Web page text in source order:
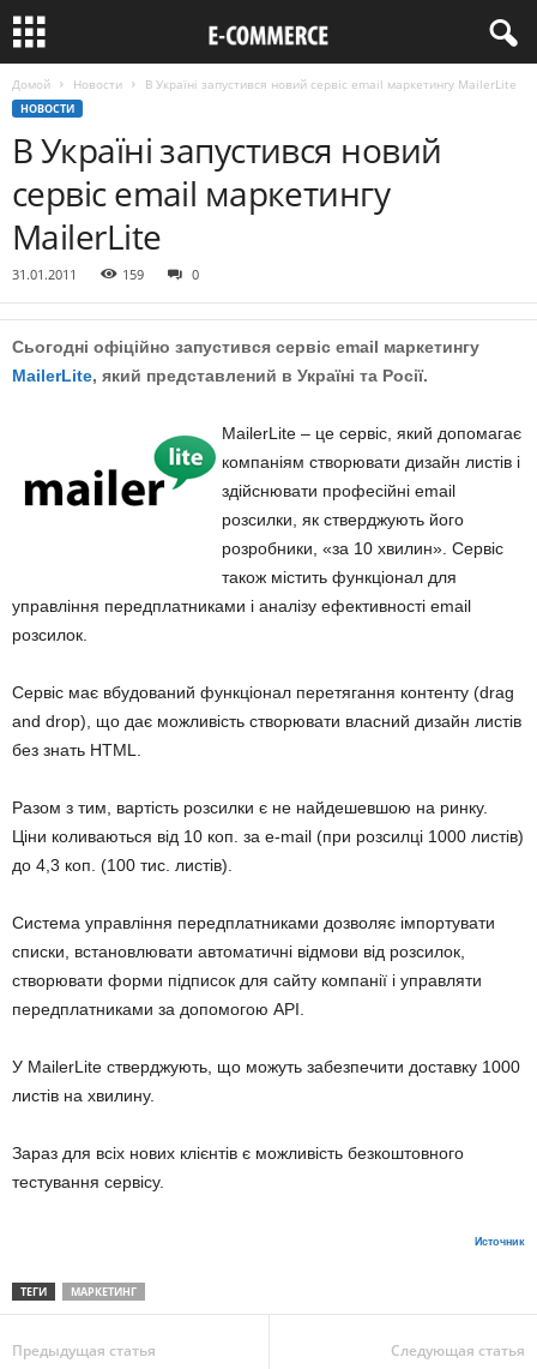
Домой Новости В Україні запустився новий сервіс email маркетингу MailerLite
НОВОСТИ
В Україні запустився новий
сервіс email маркетингу
MailerLite
31.01.2011 159 0
Сьогодні офіційно запустився сервіс email маркетингу
MailerLite, який представлений в Україні та Росії.
MailerLite – це сервіс, який допомагає
компаніям створювати дизайн листів і
здійснювати професійні email
розсилки, як стверджують його
розробники, «за 10 хвилин». Сервіс
також містить функціонал для
управління передплатниками і аналізу ефективності email
розсилок.
Сервіс має вбудований функціонал перетягання контенту (drag
and drop), що дає можливість створювати власний дизайн листів
без знать HTML.
Разом з тим, вартість розсилки є не найдешевшою на ринку.
Ціни коливаються від 10 коп. за e-mail (при розсилці 1000 листів)
до 4,3 коп. (100 тис. листів).
Система управління передплатниками дозволяє імпортувати
списки, встановлювати автоматичні відмови від розсилок,
створювати форми підписок для сайту компанії і управляти
передплатниками за допомогою API.
У MailerLite стверджують, що можуть забезпечити доставку 1000
листів на хвилину.
Зараз для всіх нових клієнтів є можливість безкоштовного
тестування сервісу.
Источник
ТЕГИ МАРКЕТИНГ
Предыдущая статья Следующая статья